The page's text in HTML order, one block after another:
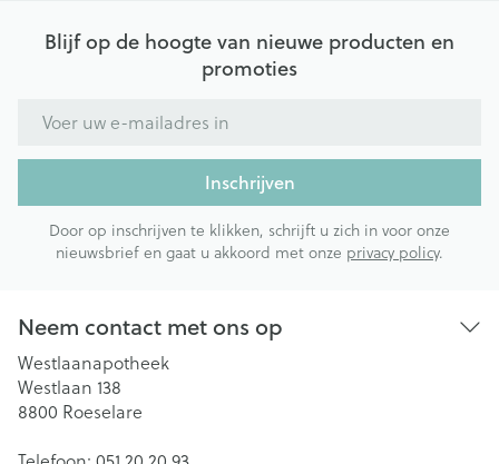
Blijf op de hoogte van nieuwe producten en
promoties
Inschrijven
Door op inschrijven te klikken, schrijft u zich in voor onze
nieuwsbrief en gaat u akkoord met onze privacy policy.
Neem contact met ons op
Westlaanapotheek
Westlaan 138
8800 Roeselare